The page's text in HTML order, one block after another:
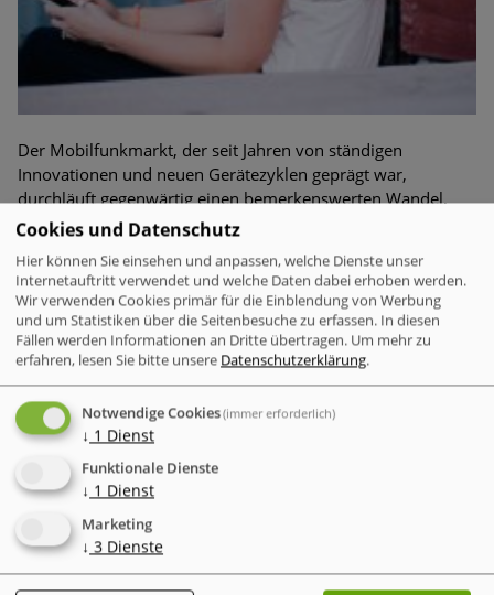
Der Mobilfunkmarkt, der seit Jahren von ständigen
Innovationen und neuen Gerätezyklen geprägt war,
durchläuft gegenwärtig einen bemerkenswerten Wandel,
dessen Ausmaß und Tragweite sowohl Verbraucher als auch
vor neue Herausforderungen stellt. Viele Menschen wählen
bewusst Datentarife ohne Smartphone.
TD-News: KI in der Cloud Security
Cookies und Datenschutz
Hier können Sie einsehen und anpassen, welche Dienste unser
Internetauftritt verwendet und welche Daten dabei erhoben werden.
Wir verwenden Cookies primär für die Einblendung von Werbung
und um Statistiken über die Seitenbesuche zu erfassen. In diesen
Fällen werden Informationen an Dritte übertragen. Um mehr zu
erfahren, lesen Sie bitte unsere Datenschutzerklärung.
Notwendige Cookies(immer erforderlich)
↓ 1 Dienst
Funktionale Dienste
↓ 1 Dienst
Marketing
↓ 3 Dienste